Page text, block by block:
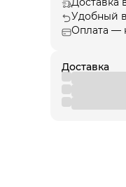
Удобный
Оплата —
Доставка